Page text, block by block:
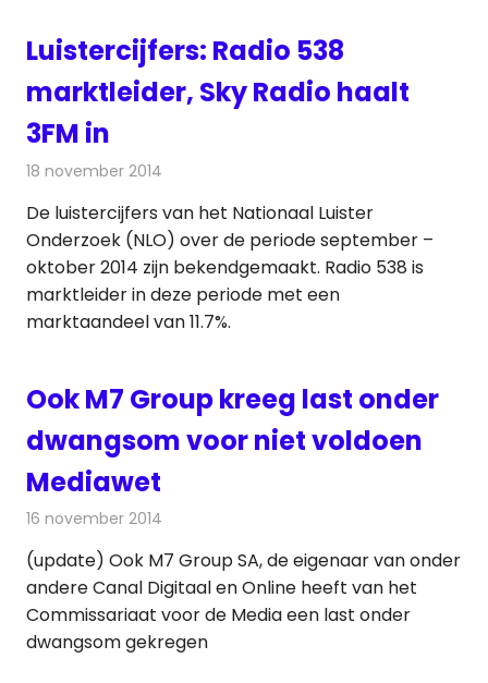
Luistercijfers: Radio 538
marktleider, Sky Radio haalt
3FM in
18 november 2014
De luistercijfers van het Nationaal Luister
Onderzoek (NLO) over de periode september –
oktober 2014 zijn bekendgemaakt. Radio 538 is
marktleider in deze periode met een
marktaandeel van 11.7%.
Ook M7 Group kreeg last onder
dwangsom voor niet voldoen
Mediawet
16 november 2014
(update) Ook M7 Group SA, de eigenaar van onder
andere Canal Digitaal en Online heeft van het
Commissariaat voor de Media een last onder
dwangsom gekregen